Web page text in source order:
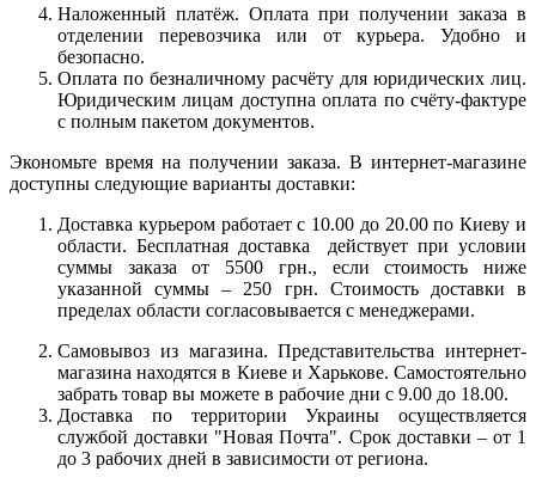
Наложенный платёж. Оплата при получении заказа в
отделении перевозчика или от курьера. Удобно и
безопасно.
Оплата по безналичному расчёту для юридических лиц.
Юридическим лицам доступна оплата по счёту-фактуре
с полным пакетом документов.
Экономьте время на получении заказа. В интернет-магазине
доступны следующие варианты доставки:
Доставка курьером работает с 10.00 до 20.00 по Киеву и
области. Бесплатная доставка действует при условии
суммы заказа от 5500 грн., если стоимость ниже
указанной суммы – 250 грн. Стоимость доставки в
пределах области согласовывается с менеджерами.
Самовывоз из магазина. Представительства интернет-
магазина находятся в Киеве и Харькове. Самостоятельно
забрать товар вы можете в рабочие дни с 9.00 до 18.00.
Доставка по территории Украины осуществляется
службой доставки "Новая Почта". Срок доставки – от 1
до 3 рабочих дней в зависимости от региона.